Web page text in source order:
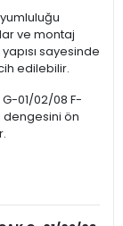
ve montaj
sayesinde
edilebilir.
01/02/08 F-
dengesini ön